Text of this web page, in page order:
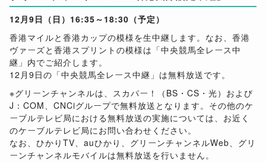
12月9日（日）16:35～18:30（予定）
香港マイルと香港カップの模様を生中継します。なお、香港
ヴァーズと香港スプリントの模様は「中央競馬全レース中
継」内でご紹介します。
12月9日の「中央競馬全レース中継」は無料放送です。
※グリーンチャンネルは、スカパー！（BS・CS・光）および
J：COM、CNCiグループで無料放送となります。その他のケ
ーブルテレビ局における無料放送の実施については、お近く
のケーブルテレビ局にお問い合わせください。
なお、ひかりTV、auひかり、グリーンチャンネルWeb、グリ
ーンチャンネルモバイルは無料放送を行いません。